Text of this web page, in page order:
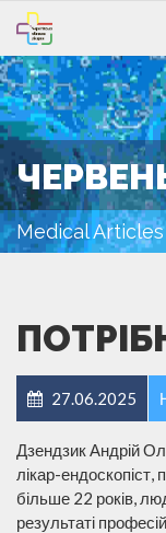
Medical
27.06.2025
Дзендзик Андрій
лікар-ендоскопіст,
більше 22 років,
результаті